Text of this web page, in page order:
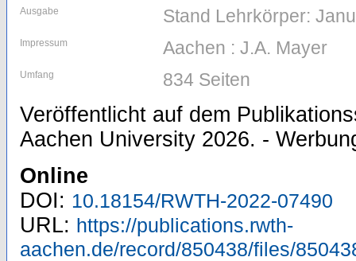
Ausgabe Stand Lehrkörper:
Impressum Aachen : J.A. Mayer
Umfang 834 Seiten
Veröffentlicht auf dem
Aachen University 2026. -
Online
DOI: 10.18154/RWTH-2022-07490
URL: https://publications.rwth-
aachen.de/record/850438/files/